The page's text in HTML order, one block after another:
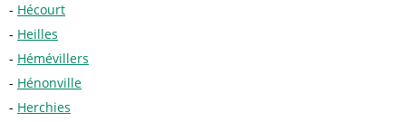
Hécourt
Heilles
Hémévillers
Hénonville
Herchies